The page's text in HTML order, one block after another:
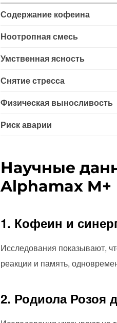
Содержание кофеина
Ноотропная смесь
Умственная ясность
Снятие стресса
Физическая выносливость
Риск аварии
Научные
Alphamax M+
1. Кофеин и
Исследования показывают,
реакции и память,
2. Родиола Розоя